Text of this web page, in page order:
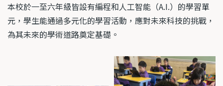
本校於一至六年級皆設有編程和人工智能（A.I.）的學習單
元，學生能通過多元化的學習活動，應對未來科技的挑戰，
為其未來的學術道路奠定基礎。